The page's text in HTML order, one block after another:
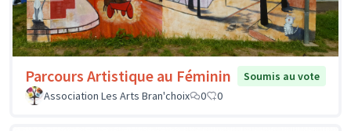
Parcours Artistique au Féminin
Soumis au vote
Association Les Arts Bran'choix
0 0